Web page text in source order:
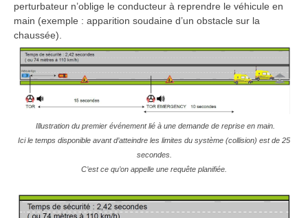
perturbateur n’oblige le conducteur à reprendre le véhicule en
main (exemple : apparition soudaine d’un obstacle sur la
chaussée).
Illustration du premier événement lié à une demande de reprise en main.
Ici le temps disponible avant d’atteindre les limites du système (collision) est de 25
secondes.
C’est ce qu’on appelle une requête planifiée.